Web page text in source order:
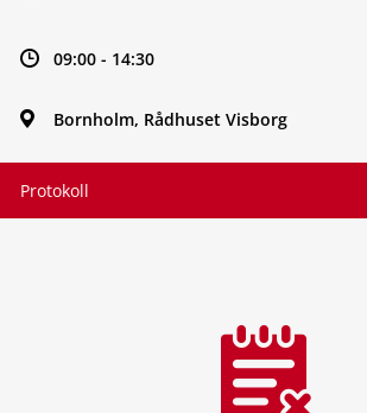
09:00 - 14:30
Bornholm, Rådhuset Visborg
Protokoll